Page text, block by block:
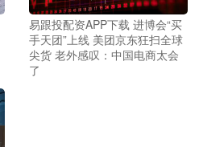
易跟投配资APP下载 进博会“买
手天团”上线 美团京东狂扫全球
尖货 老外感叹：中国电商太会
了